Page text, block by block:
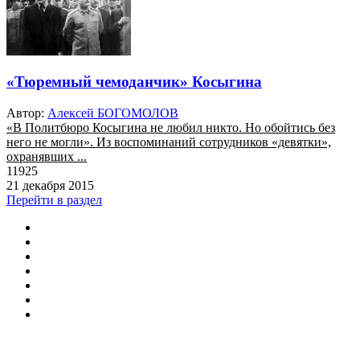
«Тюремный чемоданчик» Косыгина
Автор: Алексей БОГОМОЛОВ
«В Политбюро Косыгина не любил никто. Но обойтись без
него не могли». Из воспоминаний сотрудников «девятки»,
охранявших ...
11925
21 декабря 2015
Перейти в раздел